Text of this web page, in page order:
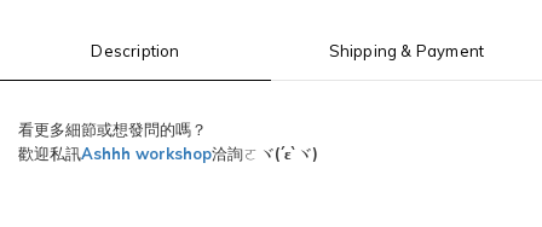
Description Shipping & Payment
看更多細節或想發問的嗎？
歡迎私訊Ashhh workshop洽詢ㄛヾ(´ε` ヾ)